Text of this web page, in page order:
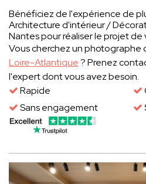
Bénéficiez de l'expérience de
Architecture d'intérieur /
Nantes pour réaliser le projet de
Vous cherchez un
Loire-Atlantique? Prenez
l'expert dont vous avez besoin.
Rapide
Sans engagement